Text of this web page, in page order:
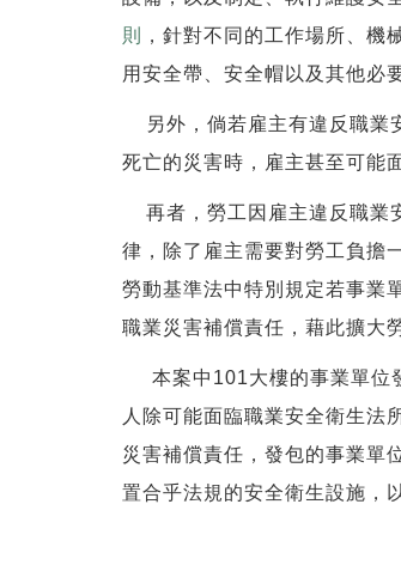
則
，針對不同的工作場所、
用安全帶、安全帽以及其他必
另外，倘若雇主有違反職業
死亡的災害時，雇主甚至可能
再者，勞工因雇主違反職業
律，除了雇主需要對勞工負擔
勞動基準法中特別規定若事業
職業災害補償責任，藉此擴大
本案中101大樓的事業單位
人除可能面臨職業安全衛生法
災害補償責任，發包的事業單
置合乎法規的安全衛生設施，